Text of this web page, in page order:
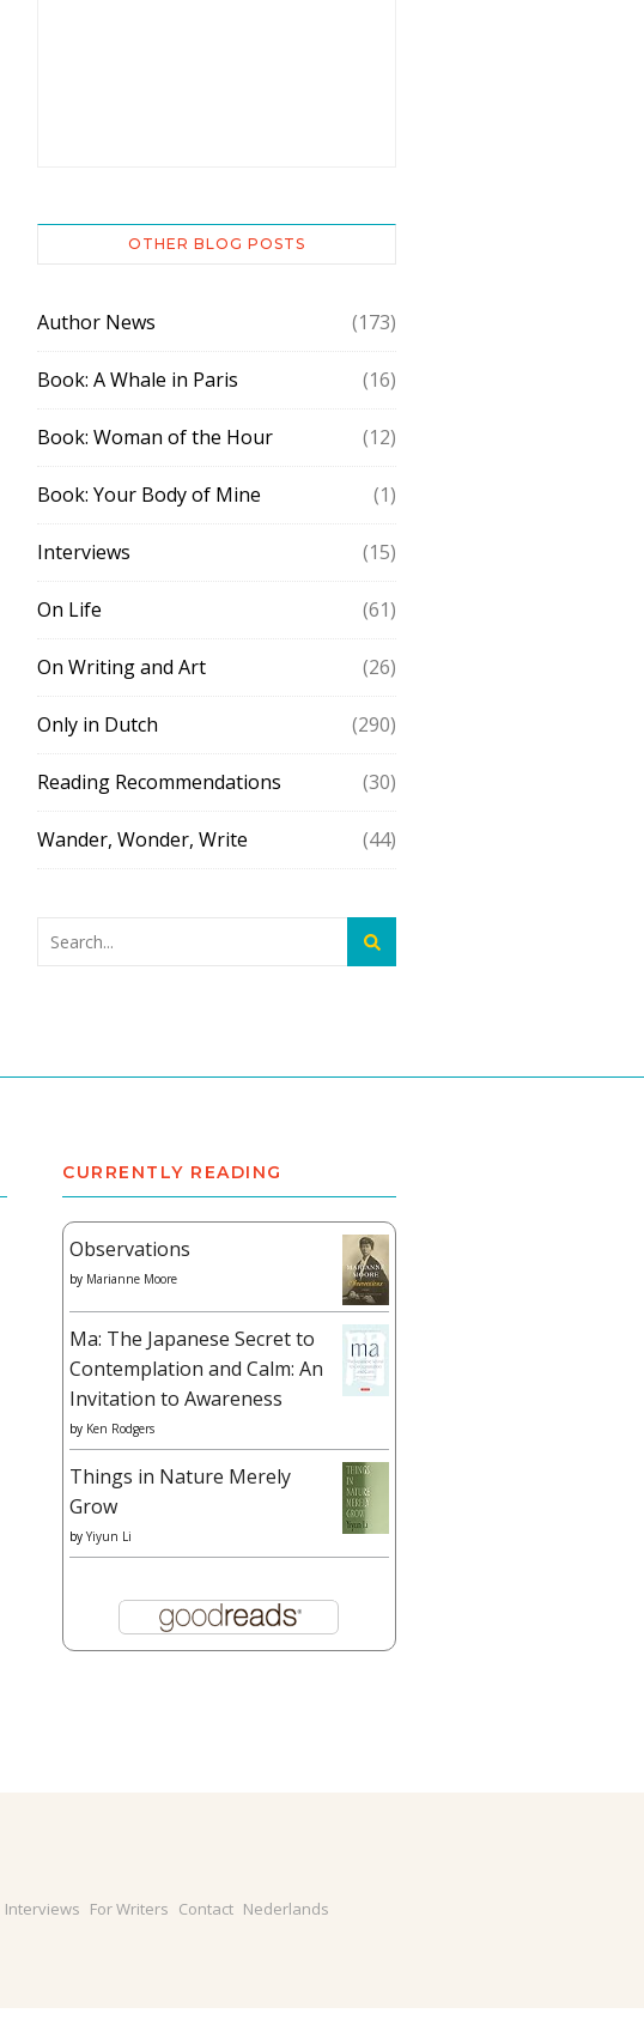
OTHER BLOG POSTS
Author News (173)
Book: A Whale in Paris (16)
Book: Woman of the Hour (12)
Book: Your Body of Mine (1)
Interviews (15)
On Life (61)
On Writing and Art (26)
Only in Dutch (290)
Reading Recommendations (30)
Wander, Wonder, Write (44)
CURRENTLY READING
Observations
by Marianne Moore
Ma: The Japanese Secret to
Contemplation and Calm: An
Invitation to Awareness
by Ken Rodgers
Things in Nature Merely
Grow
by Yiyun Li
Interviews For Writers Contact Nederlands